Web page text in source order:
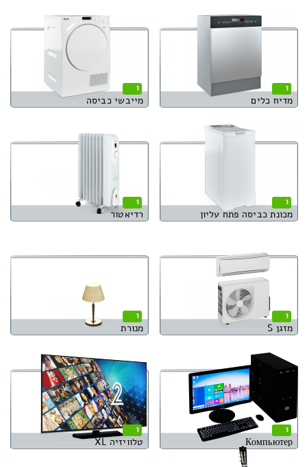
1
מדיח כלים
1
מייבשי כביסה
1
מכונת כביסה פתח עליון
1
רדיאטור
1
מזגן S
1
מנורת
1
Компьютер
1
טלוויזיה XL